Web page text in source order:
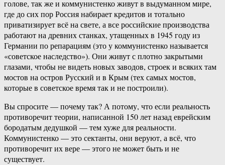
голове, так же и коммунистенко живут в выдуманном мире,
где до сих пор Россия набирает кредитов и тотально
приватизирует всё на свете, а все российские производства
работают на древних станках, утащенных в 1945 году из
Германии по репарациям (это у коммунистенко называется
«советское наследство»). Они живут с плотно закрытыми
глазами, чтобы не видеть новых заводов, строек и всяких там
мостов на остров Русский и в Крым (тех самых мостов,
которые в советское время так и не построили).
Вы спросите — почему так? А потому, что если реальность
противоречит теории, написанной 150 лет назад еврейским
бородатым дедушкой — тем хуже для реальности.
Коммунистенко — это сектанты, они веруют, а всё, что
противоречит их вере — этого не может быть и не
существует.